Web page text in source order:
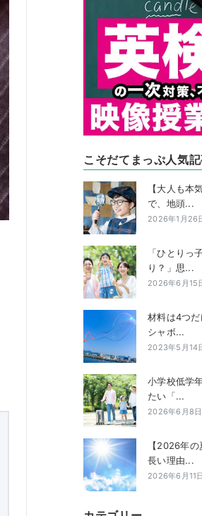
こそだてまっぷ人気
【大人も本
で、地頭...
2026年1月26
「ひとりっ
り？」思...
2026年6月15
材料は4つ
シャボ...
2023年5月14
小学校低学
たい「...
2026年6月8日
【2026年
長い理由...
2026年6月11日